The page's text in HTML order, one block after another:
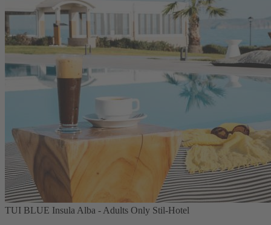
TUI BLUE Insula Alba - Adults Only Stil-Hotel